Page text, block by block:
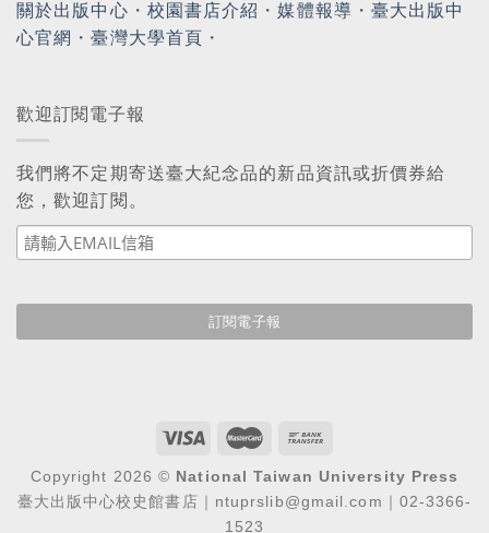
關於出版中心 ・ 校園書店介紹 ・媒體報導 ・ 臺大出版中
心官網 ・臺灣大學首頁 ・
歡迎訂閱電子報
我們將不定期寄送臺大紀念品的新品資訊或折價券給
您，歡迎訂閱。
Copyright 2026 © National Taiwan University Press
臺大出版中心校史館書店｜ntuprslib@gmail.com｜02-3366-
1523